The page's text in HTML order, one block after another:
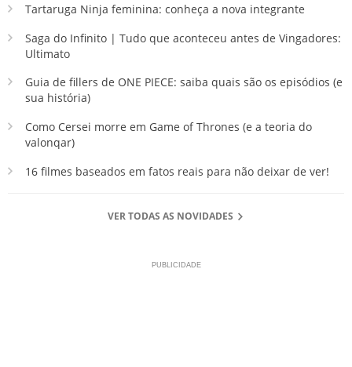
Tartaruga Ninja feminina: conheça a nova integrante
Saga do Infinito | Tudo que aconteceu antes de Vingadores:
Ultimato
Guia de fillers de ONE PIECE: saiba quais são os episódios (e
sua história)
Como Cersei morre em Game of Thrones (e a teoria do
valonqar)
16 filmes baseados em fatos reais para não deixar de ver!
VER TODAS AS NOVIDADES